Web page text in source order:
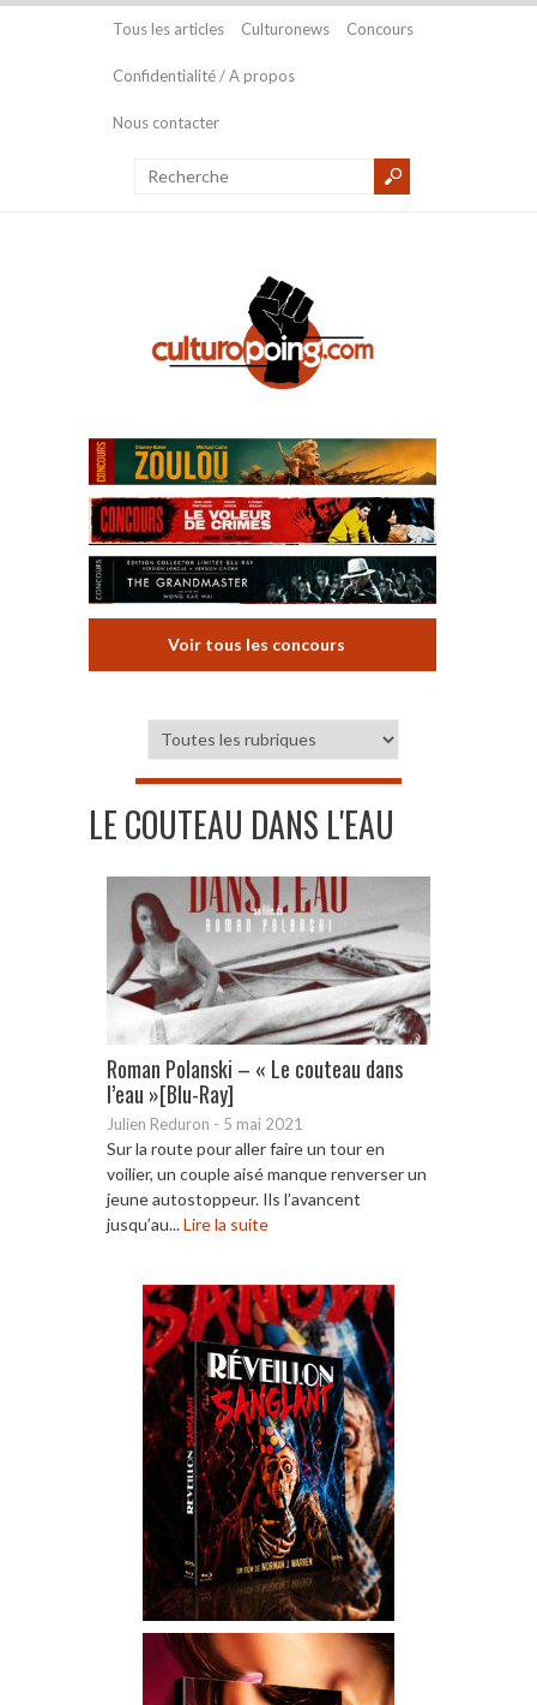
Tous les articles Culturonews Concours
Confidentialité / A propos
Nous contacter
Voir tous les concours
LE COUTEAU DANS L'EAU
Roman Polanski – « Le couteau dans
l’eau »[Blu-Ray]
Julien Reduron - 5 mai 2021
Sur la route pour aller faire un tour en
voilier, un couple aisé manque renverser un
jeune autostoppeur. Ils l’avancent
jusqu’au...Lire la suite